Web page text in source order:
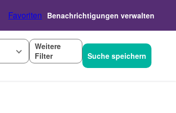
Favoriten Benachrichtigungen verwalten
Weitere
Filter
Suche speichern